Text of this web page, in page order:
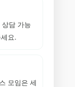
담 가능
요.
모임은 세